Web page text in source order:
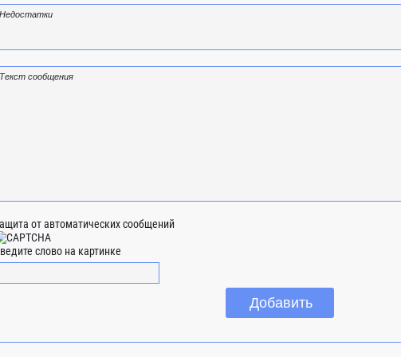
от автоматических сообщений
слово на картинке